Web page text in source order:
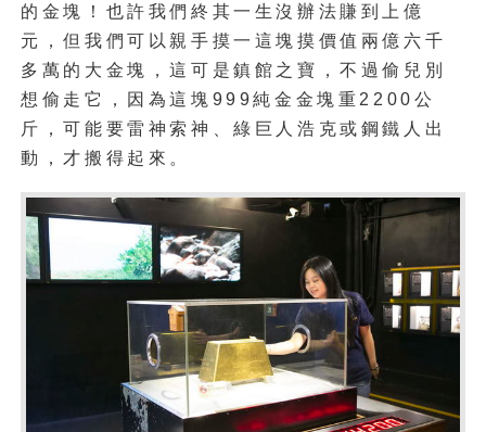
的金塊！也許我們終其一生沒辦法賺到上億
元，但我們可以親手摸一這塊摸價值兩億六千
多萬的大金塊，這可是鎮館之寶，不過偷兒別
想偷走它，因為這塊999純金金塊重2200公
斤，可能要雷神索神、綠巨人浩克或鋼鐵人出
動，才搬得起來。